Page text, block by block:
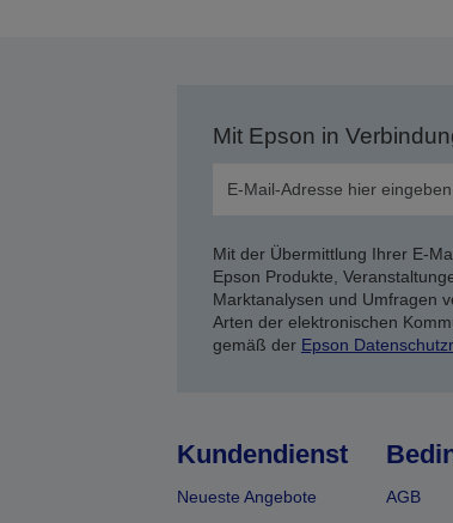
Mit Epson in
Mit der Übermittlung Ihrer E-
Epson Produkte,
Marktanalysen und Umfragen
Arten der elektronischen
gemäß der Epson
Kundendienst
Neueste Angebote
AGB